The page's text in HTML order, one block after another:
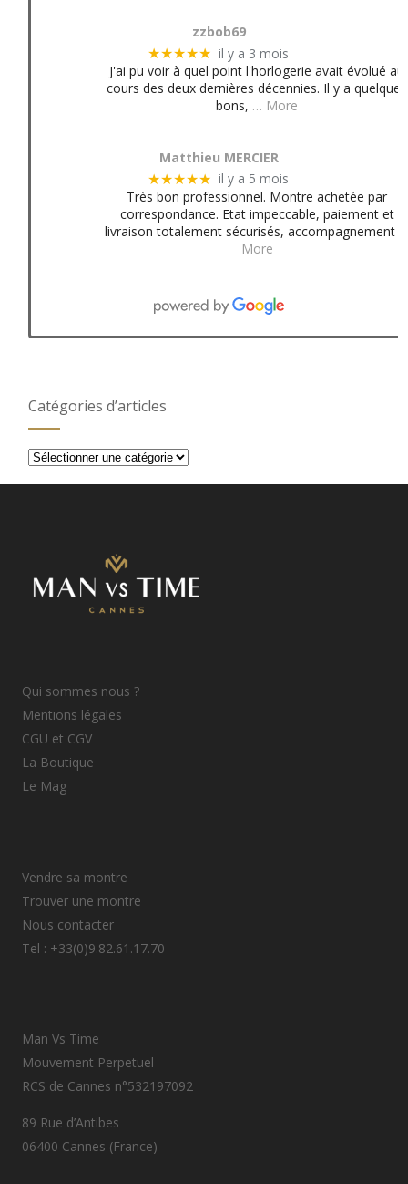
zzbob69
★★★★★ il y a 3 mois
J'ai pu voir à quel point l'horlogerie avait évolué au
cours des deux dernières décennies. Il y a quelques
bons, … More
Matthieu MERCIER
★★★★★ il y a 5 mois
Très bon professionnel. Montre achetée par
correspondance. Etat impeccable, paiement et
livraison totalement sécurisés, accompagnement
More
Catégories d’articles
Catégories
Qui sommes nous ?
Mentions légales
CGU et CGV
La Boutique
Le Mag
Vendre sa montre
Trouver une montre
Nous contacter
Tel : +33(0)9.82.61.17.70
Man Vs Time
Mouvement Perpetuel
RCS de Cannes n°532197092
89 Rue d’Antibes
06400 Cannes (France)